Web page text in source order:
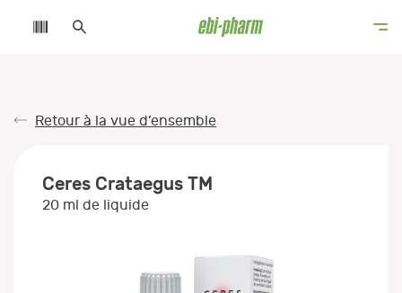
Retour à la vue d’ensemble
Ceres Crataegus TM
20 ml de liquide